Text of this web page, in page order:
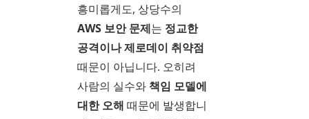
흥미롭게도, 상당수의
AWS 보안 문제는 정교한
공격이나 제로데이 취약점
때문이 아닙니다. 오히려
사람의 실수와책임 모델에
대한 오해 때문에 발생합니